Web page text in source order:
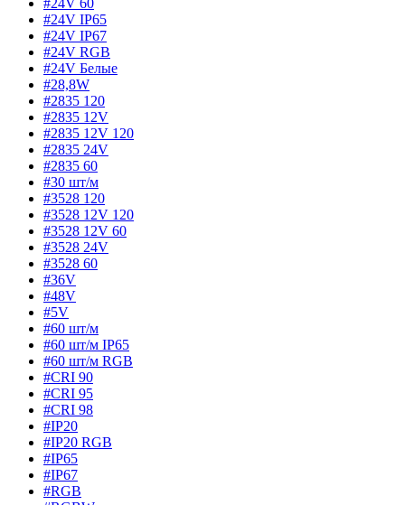
#24V 60
#24V IP65
#24V IP67
#24V RGB
#24V Белые
#28,8W
#2835 120
#2835 12V
#2835 12V 120
#2835 24V
#2835 60
#30 шт/м
#3528 120
#3528 12V 120
#3528 12V 60
#3528 24V
#3528 60
#36V
#48V
#5V
#60 шт/м
#60 шт/м IP65
#60 шт/м RGB
#CRI 90
#CRI 95
#CRI 98
#IP20
#IP20 RGB
#IP65
#IP67
#RGB